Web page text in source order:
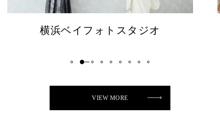
メルパルク名古屋チャペル
VIEW MORE